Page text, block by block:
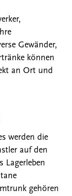
Gewänder,
können
an Ort und
werden die
auf den
Lagerleben
gehören